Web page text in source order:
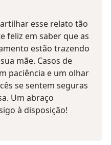
esse relato tão
feliz em saber que as
estão trazendo
mãe. Casos de
paciência e um olhar
se sentem seguras
Um abraço
à disposição!